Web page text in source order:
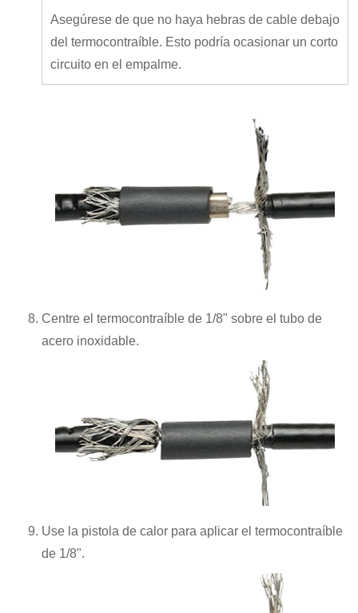
Asegúrese de que no haya hebras de cable debajo
del termocontraíble. Esto podría ocasionar un corto
circuito en el empalme.
Centre el termocontraíble de 1/8" sobre el tubo de
acero inoxidable.
Use la pistola de calor para aplicar el termocontraíble
de 1/8".